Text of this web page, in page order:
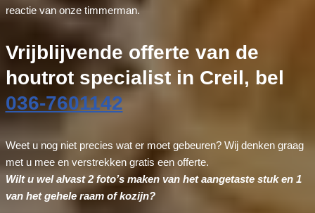
reactie van onze timmerman.
Vrijblijvende offerte van de
houtrot specialist in Creil, bel
036-7601142
Weet u nog niet precies wat er moet gebeuren? Wij denken graag
met u mee en verstrekken gratis een offerte.
Wilt u wel alvast 2 foto’s maken van het aangetaste stuk en 1
van het gehele raam of kozijn?